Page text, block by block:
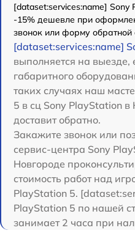
[dataset:services:name] Sony
-15% дешевле при
звонок или форму обратной
[dataset:services:name]
выполняется на выезде,
габаритного
таких случаях наш
5 в сц Sony PlayStation
доставит обратно.
Закажите звонок или
сервис-центра Sony
Новгороде
стоимость работ над
PlayStation 5.
PlayStation 5 по нашей
занимает 2 часа при